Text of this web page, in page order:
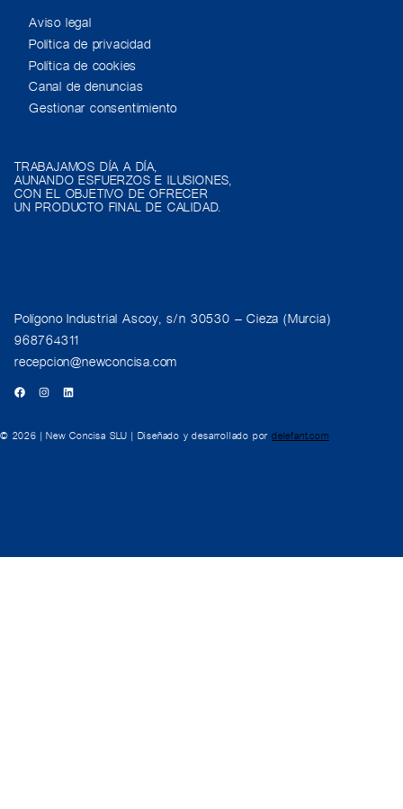
Aviso legal
Política de privacidad
Política de cookies
Canal de denuncias
Gestionar consentimiento
TRABAJAMOS DÍA A DÍA,
AUNANDO ESFUERZOS E ILUSIONES,
CON EL OBJETIVO DE OFRECER
UN PRODUCTO FINAL DE CALIDAD.
Polígono Industrial Ascoy, s/n 30530 – Cieza (Murcia)
968764311
recepcion@newconcisa.com
© 2026 | New Concisa SLU | Diseñado y desarrollado por delefant.com